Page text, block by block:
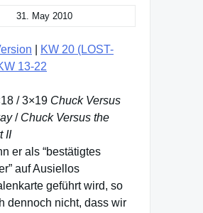
31. May 2010
KW 20 (LOST-
13-22
/ 3×19 Chuck Versus
/ Chuck Versus the
II
er als “bestätigtes
auf Ausiellos
geführt wird, so
dennoch nicht, dass wir